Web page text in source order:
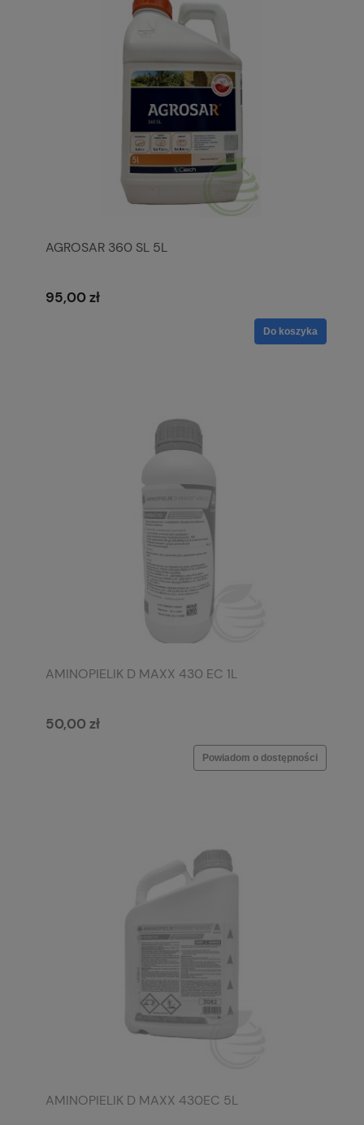
AGROSAR 360 SL 5L
95,00 zł
Do koszyka
AMINOPIELIK D MAXX 430 EC 1L
50,00 zł
Powiadom o dostępności
AMINOPIELIK D MAXX 430EC 5L